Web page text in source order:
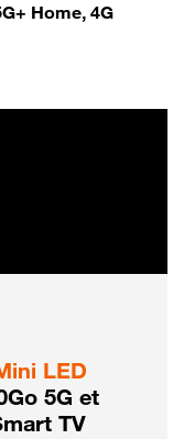
Home, 4G
LED
5G et
TV